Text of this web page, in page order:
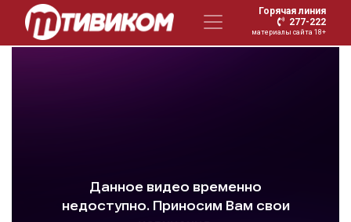
Горячая линия
277-222
материалы сайта 18+